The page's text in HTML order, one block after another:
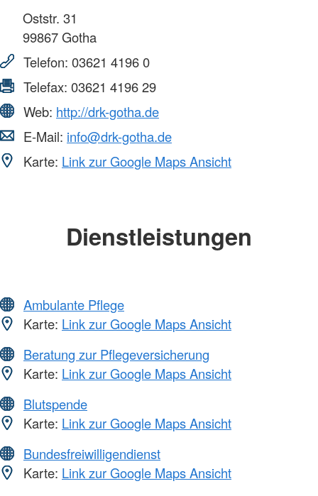
Oststr. 31
99867Gotha
Telefon: 03621 4196 0
Telefax: 03621 4196 29
Web: http://drk-gotha.de
E-Mail: info@drk-gotha.de
Karte: Link zur Google Maps Ansicht
Dienstleistungen
Ambulante Pflege
Karte: Link zur Google Maps Ansicht
Beratung zur Pflegeversicherung
Karte: Link zur Google Maps Ansicht
Blutspende
Karte: Link zur Google Maps Ansicht
Bundesfreiwilligendienst
Karte: Link zur Google Maps Ansicht